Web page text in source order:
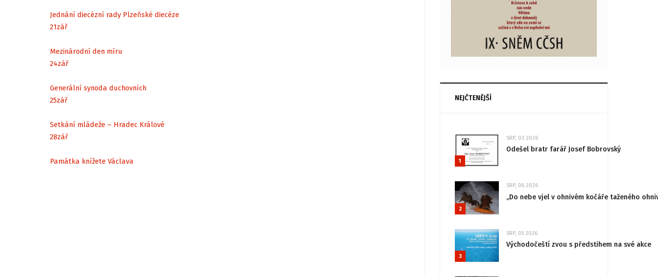
Jednání diecézní rady Plzeňské diecéze
21zář
Mezinárodní den míru
24zář
Generální synoda duchovních
25zář
Setkání mládeže – Hradec Králové
28zář
Památka knížete Václava
NEJČTENĚJŠÍ
1
SRP, 03 2026
Odešel bratr farář Josef Bobrovský
2
SRP, 06 2026
„Do nebe vjel v ohnivém kočáře taženého
3
SRP, 05 2026
Východočeští zvou s předstihem na své akce